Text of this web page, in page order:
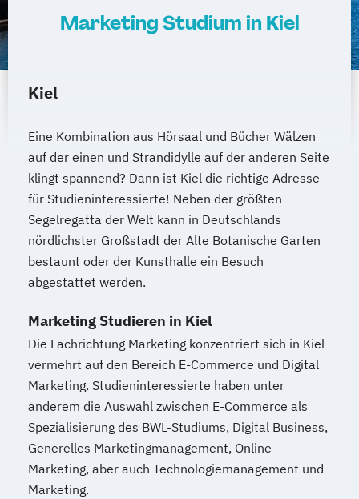
Marketing Studium in Kiel
Kiel
Eine Kombination aus Hörsaal und Bücher Wälzen
auf der einen und Strandidylle auf der anderen Seite
klingt spannend? Dann ist Kiel die richtige Adresse
für Studieninteressierte! Neben der größten
Segelregatta der Welt kann in Deutschlands
nördlichster Großstadt der Alte Botanische Garten
bestaunt oder der Kunsthalle ein Besuch
abgestattet werden.
Marketing Studieren in Kiel
Die Fachrichtung Marketing konzentriert sich in Kiel
vermehrt auf den Bereich E-Commerce und Digital
Marketing. Studieninteressierte haben unter
anderem die Auswahl zwischen E-Commerce als
Spezialisierung des BWL-Studiums, Digital Business,
Generelles Marketingmanagement, Online
Marketing, aber auch Technologiemanagement und
Marketing.